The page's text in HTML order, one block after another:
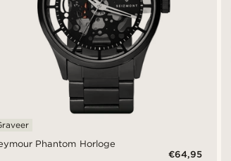
Phantom Horloge
€64,95